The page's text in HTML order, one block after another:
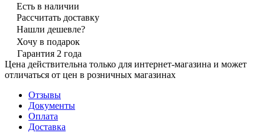
Есть в наличии
Рассчитать доставку
Нашли дешевле?
Хочу в подарок
Гарантия 2 года
Цена действительна только для интернет-магазина и может
отличаться от цен в розничных магазинах
Отзывы
Документы
Оплата
Доставка